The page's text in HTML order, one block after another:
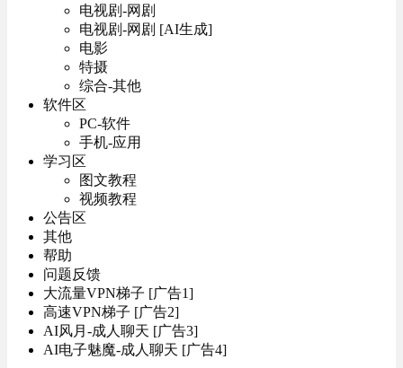
电视剧-网剧
电视剧-网剧 [AI生成]
电影
特摄
综合-其他
软件区
PC-软件
手机-应用
学习区
图文教程
视频教程
公告区
其他
帮助
问题反馈
大流量VPN梯子 [广告1]
高速VPN梯子 [广告2]
AI风月-成人聊天 [广告3]
AI电子魅魔-成人聊天 [广告4]